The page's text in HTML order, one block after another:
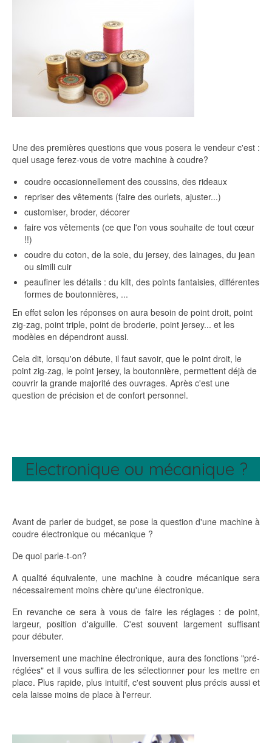
Une des premières questions que vous posera le vendeur c'est :
quel usage ferez-vous de votre machine à coudre?
coudre occasionnellement des coussins, des rideaux
repriser des vêtements (faire des ourlets, ajuster...)
customiser, broder, décorer
faire vos vêtements (ce que l'on vous souhaite de tout cœur
!!)
coudre du coton, de la soie, du jersey, des lainages, du jean
ou simili cuir
peaufiner les détails : du kilt, des points fantaisies, différentes
formes de boutonnières, ...
En effet selon les réponses on aura besoin de point droit, point
zig-zag, point triple, point de broderie, point jersey... et les
modèles en dépendront aussi.
Cela dit, lorsqu'on débute, il faut savoir, que le point droit, le
point zig-zag, le point jersey, la boutonnière, permettent déjà de
couvrir la grande majorité des ouvrages. Après c'est une
question de précision et de confort personnel.
Electronique ou mécanique ?
Avant de parler de budget, se pose la question d'une machine à
coudre électronique ou mécanique ?
De quoi parle-t-on?
A qualité équivalente, une machine à coudre mécanique sera
nécessairement moins chère qu'une électronique.
En revanche ce sera à vous de faire les réglages : de point,
largeur, position d'aiguille. C'est souvent largement suffisant
pour débuter.
Inversement une machine électronique, aura des fonctions "pré-
réglées" et il vous suffira de les sélectionner pour les mettre en
place. Plus rapide, plus intuitif, c'est souvent plus précis aussi et
cela laisse moins de place à l'erreur.